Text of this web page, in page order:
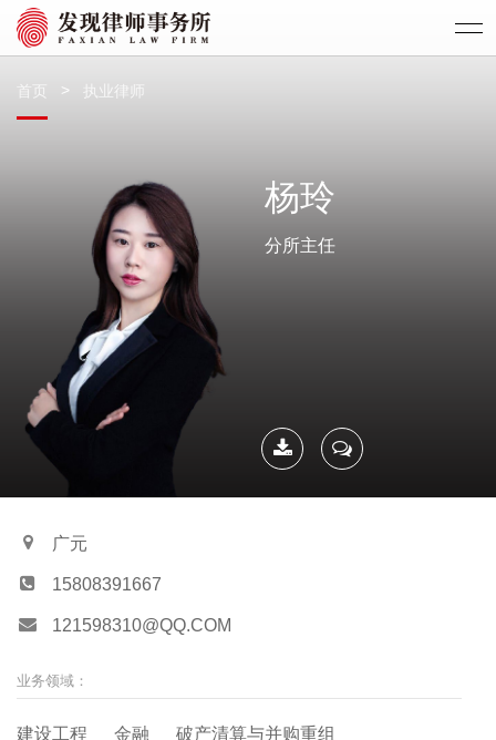
首页 > 执业律师
杨玲
分所主任
广元
15808391667
121598310@QQ.COM
业务领域：
建设工程 金融 破产清算与并购重组